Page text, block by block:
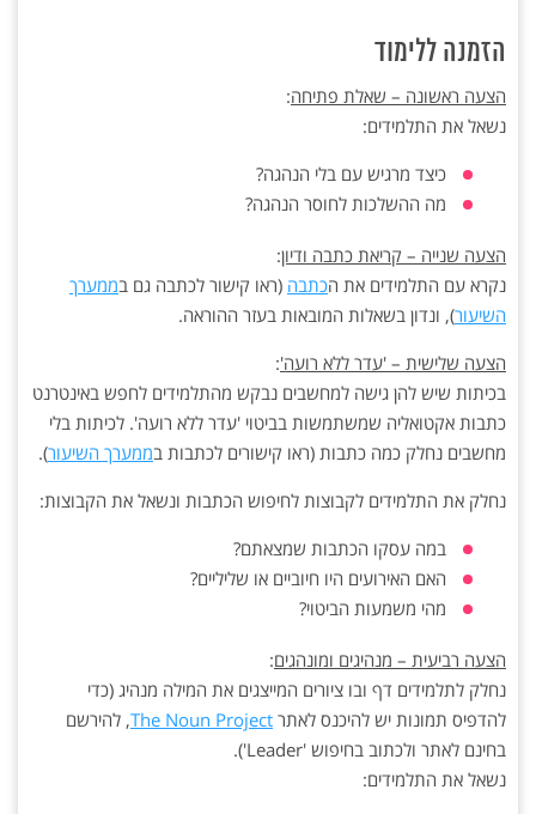
הזמנה ללימוד
הצעה ראשונה – שאלת פתיחה:
נשאל את התלמידים:
כיצד מרגיש עם בלי הנהגה?
מה ההשלכות לחוסר הנהגה?
הצעה שנייה – קריאת כתבה ודיון:
נקרא עם התלמידים את הכתבה (ראו קישור לכתבה גם בממערך
השיעור), ונדון בשאלות המובאות בעזר ההוראה.
הצעה שלישית – 'עדר ללא רועה':
בכיתות שיש להן גישה למחשבים נבקש מהתלמידים לחפש באינטרנט
כתבות אקטואליה שמשתמשות בביטוי 'עדר ללא רועה'. לכיתות בלי
מחשבים נחלק כמה כתבות (ראו קישורים לכתבות בממערך השיעור).
נחלק את התלמידים לקבוצות לחיפוש הכתבות ונשאל את הקבוצות:
במה עסקו הכתבות שמצאתם?
האם האירועים היו חיוביים או שליליים?
מהי משמעות הביטוי?
הצעה רביעית – מנהיגים ומונהגים:
נחלק לתלמידים דף ובו ציורים המייצגים את המילה מנהיג (כדי
להדפיס תמונות יש להיכנס לאתר The Noun Project, להירשם
בחינם לאתר ולכתוב בחיפוש 'Leader').
נשאל את התלמידים: